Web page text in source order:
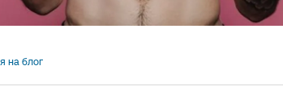
на блог